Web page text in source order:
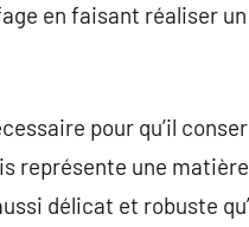
en faisant réaliser
pour qu’il
représente une
délicat et robuste